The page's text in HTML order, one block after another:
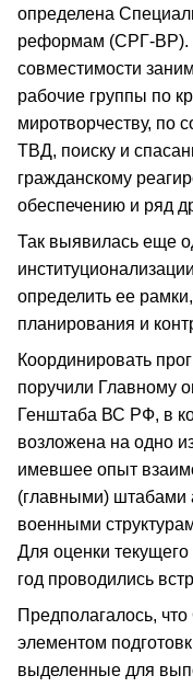
определена
реформам (СРГ-ВР).
совместимости
рабочие группы по
миротворчеству, по
ТВД, поиску и
гражданскому
обеспечению и ряд
Так выявилась еще
определить ее
планирования и
Координировать
поручили Главному
Генштаба ВС РФ, в
возложена на одно
имевшее опыт
(главными) штабами
военными
Для оценки
год проводились
Предполагалось,
элементом
выделенные для